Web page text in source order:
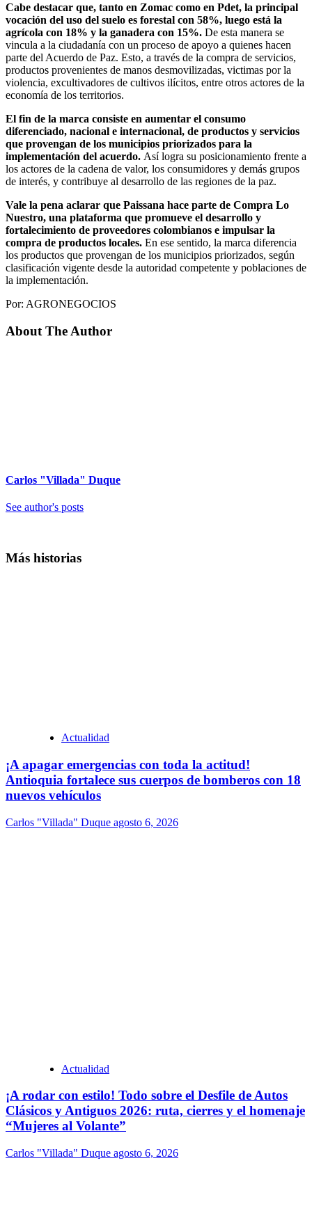
Cabe destacar que, tanto en Zomac como en Pdet, la principal
vocación del uso del suelo es forestal con 58%, luego está la
agrícola con 18% y la ganadera con 15%. De esta manera se
vincula a la ciudadanía con un proceso de apoyo a quienes hacen
parte del Acuerdo de Paz. Esto, a través de la compra de servicios,
productos provenientes de manos desmovilizadas, victimas por la
violencia, excultivadores de cultivos ilícitos, entre otros actores de la
economía de los territorios.
El fin de la marca consiste en aumentar el consumo
diferenciado, nacional e internacional, de productos y servicios
que provengan de los municipios priorizados para la
implementación del acuerdo. Así logra su posicionamiento frente a
los actores de la cadena de valor, los consumidores y demás grupos
de interés, y contribuye al desarrollo de las regiones de la paz.
Vale la pena aclarar que Paissana hace parte de Compra Lo
Nuestro, una plataforma que promueve el desarrollo y
fortalecimiento de proveedores colombianos e impulsar la
compra de productos locales. En ese sentido, la marca diferencia
los productos que provengan de los municipios priorizados, según
clasificación vigente desde la autoridad competente y poblaciones de
la implementación.
Por: AGRONEGOCIOS
About The Author
Carlos "Villada" Duque
See author's posts
Más historias
Actualidad
¡A apagar emergencias con toda la actitud!
Antioquia fortalece sus cuerpos de bomberos con 18
nuevos vehículos
Carlos "Villada" Duque agosto 6, 2026
Actualidad
¡A rodar con estilo! Todo sobre el Desfile de Autos
Clásicos y Antiguos 2026: ruta, cierres y el homenaje
“Mujeres al Volante”
Carlos "Villada" Duque agosto 6, 2026